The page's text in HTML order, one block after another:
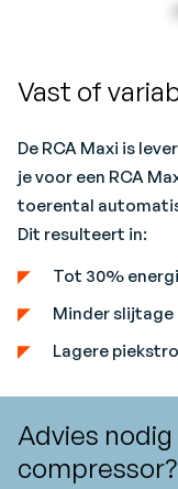
Vast of
De RCA Maxi is
je voor een RCA
toerental
Dit resulteert in:
Tot 30%
Minder slijtage
Lagere
Advies
compressor?